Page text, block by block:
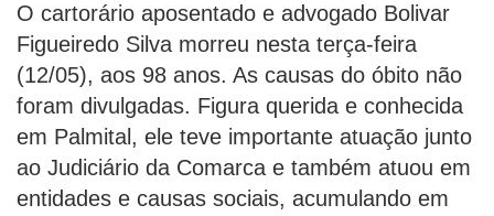
O cartorário aposentado e advogado Bolivar
Figueiredo Silva morreu nesta terça-feira
(12/05), aos 98 anos. As causas do óbito não
foram divulgadas. Figura querida e conhecida
em Palmital, ele teve importante atuação junto
ao Judiciário da Comarca e também atuou em
entidades e causas sociais, acumulando em